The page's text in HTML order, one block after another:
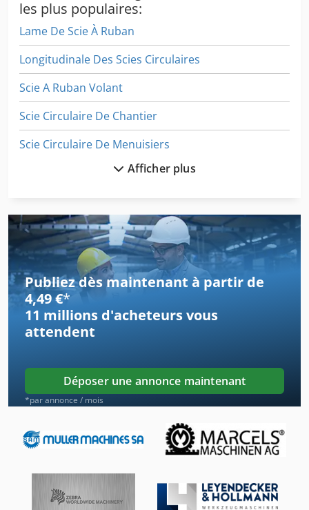
les plus populaires:
Lame De Scie À Ruban
Longitudinale Des Scies Circulaires
Scie A Ruban Volant
Scie Circulaire De Chantier
Scie Circulaire De Menuisiers
Scie Circulaire De Table
Scie De Decoupe
Scie De Sol
Scie À Fer
Scie À Format
Scie À Main
Scie À Os
Scie À Ruban
Afficher plus
Publiez dès maintenant à partir de
4,49 €*
11 millions d'acheteursvous
attendent
Déposer une annonce maintenant
*par annonce / mois